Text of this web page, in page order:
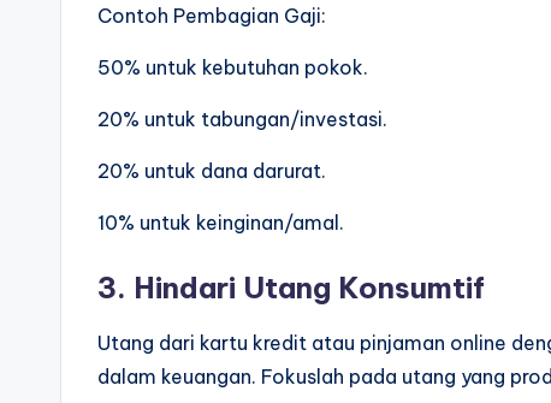
Contoh Pembagian Gaji:
50% untuk kebutuhan pokok.
20% untuk tabungan/investasi.
20% untuk dana darurat.
10% untuk keinginan/amal.
3. Hindari Utang Konsumtif
Utang dari kartu kredit atau pinjaman online
dalam keuangan. Fokuslah pada utang yang